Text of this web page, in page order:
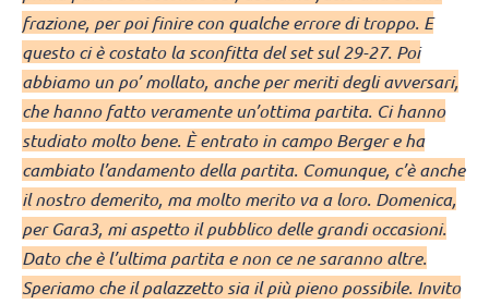
frazione, per poi finire con qualche errore di troppo. E
questo ci è costato la sconfitta del set sul 29-27. Poi
abbiamo un po’ mollato, anche per meriti degli avversari,
che hanno fatto veramente un’ottima partita. Ci hanno
studiato molto bene. È entrato in campo Berger e ha
cambiato l’andamento della partita. Comunque, c’è anche
il nostro demerito, ma molto merito va a loro. Domenica,
per Gara3, mi aspetto il pubblico delle grandi occasioni.
Dato che è l’ultima partita e non ce ne saranno altre.
Speriamo che il palazzetto sia il più pieno possibile. Invito